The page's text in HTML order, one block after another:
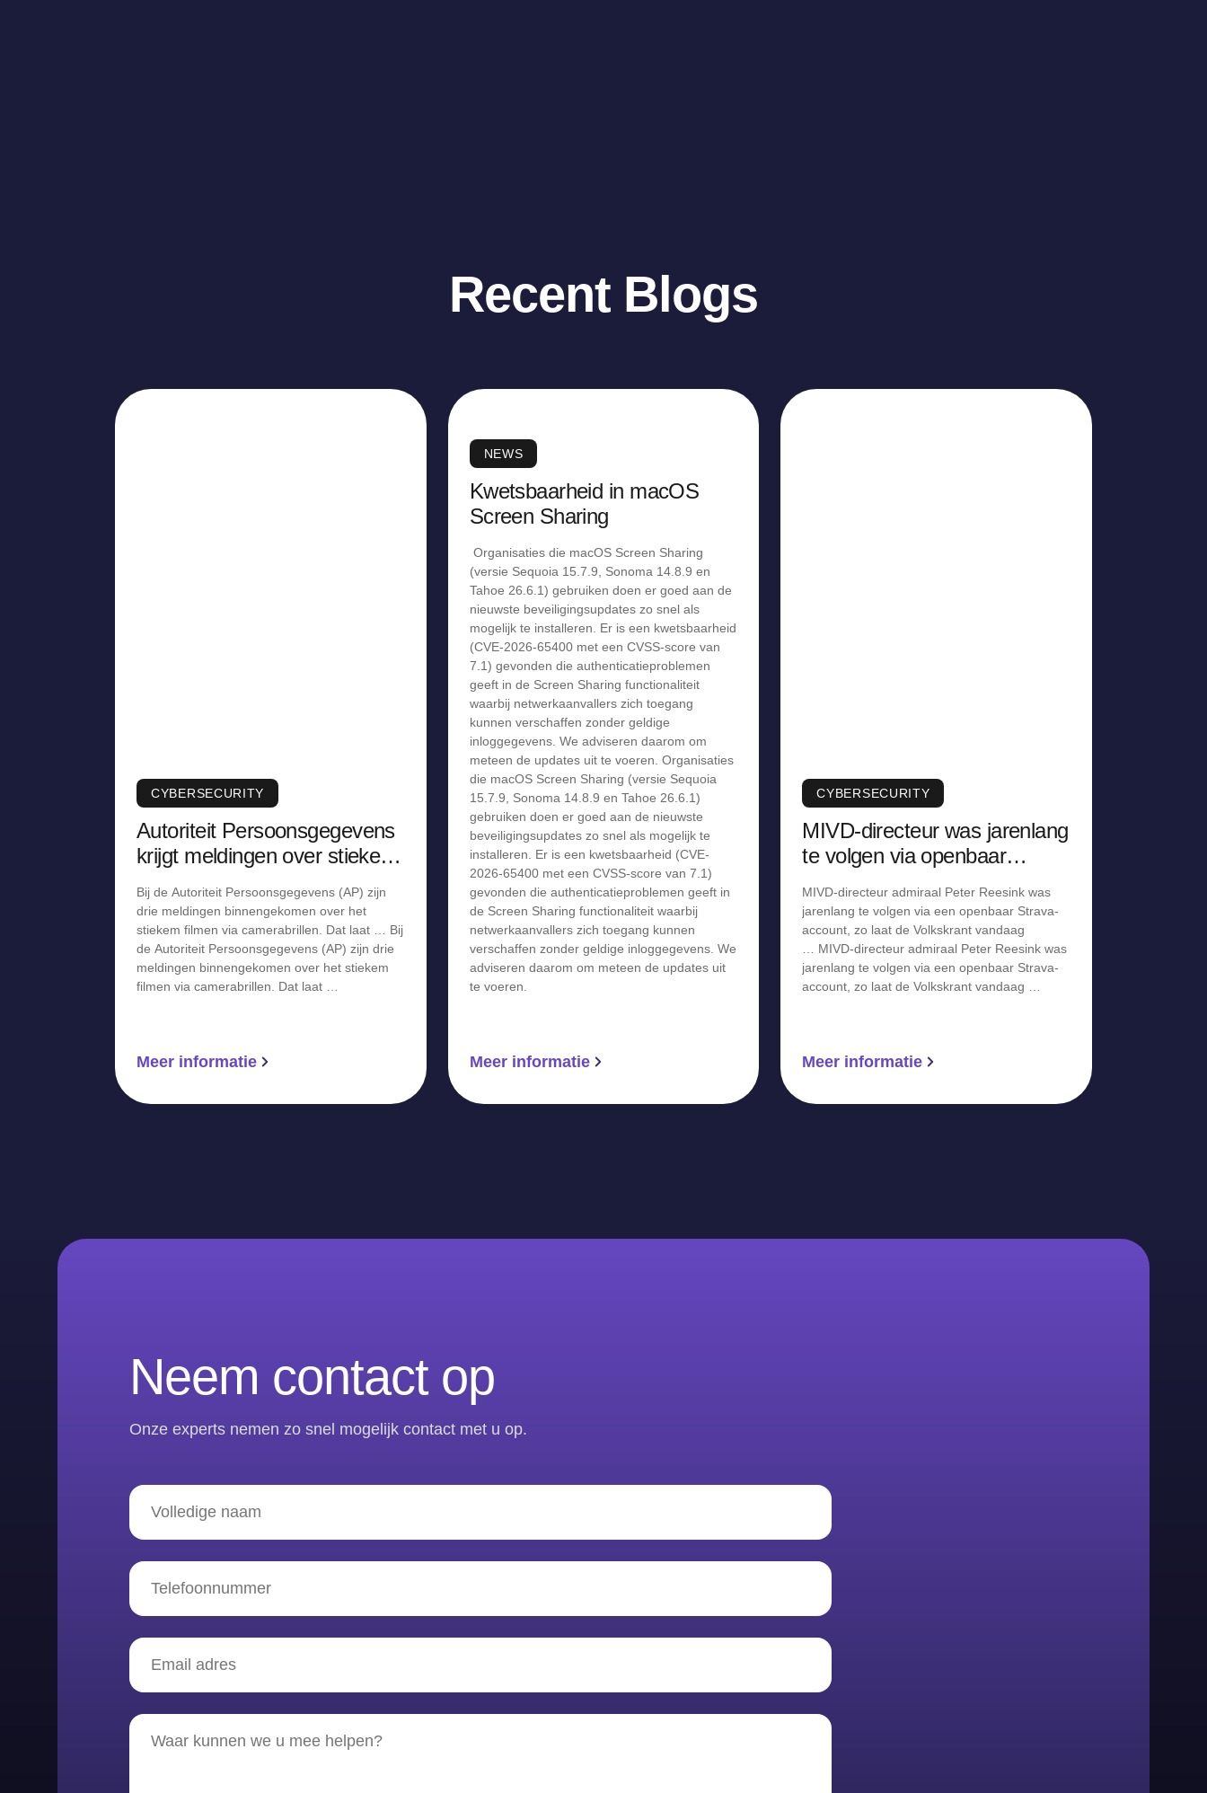
Recent Blogs
CYBERSECURITY
Autoriteit Persoonsgegevens
krijgt meldingen over stiekem
Bij de Autoriteit Persoonsgegevens (AP) zijn
drie meldingen binnengekomen over het
stiekem filmen via camerabrillen. Dat laat … Bij
de Autoriteit Persoonsgegevens (AP) zijn drie
meldingen binnengekomen over het stiekem
filmen via camerabrillen. Dat laat …
Meer informatie
NEWS
Kwetsbaarheid in macOS
Screen Sharing
Organisaties die macOS Screen Sharing
(versie Sequoia 15.7.9, Sonoma 14.8.9 en
Tahoe 26.6.1) gebruiken doen er goed aan de
nieuwste beveiligingsupdates zo snel als
mogelijk te installeren. Er is een kwetsbaarheid
(CVE-2026-65400 met een CVSS-score van
7.1) gevonden die authenticatieproblemen
geeft in de Screen Sharing functionaliteit
waarbij netwerkaanvallers zich toegang
kunnen verschaffen zonder geldige
inloggegevens. We adviseren daarom om
meteen de updates uit te voeren. Organisaties
die macOS Screen Sharing (versie Sequoia
15.7.9, Sonoma 14.8.9 en Tahoe 26.6.1)
gebruiken doen er goed aan de nieuwste
beveiligingsupdates zo snel als mogelijk te
installeren. Er is een kwetsbaarheid (CVE-
2026-65400 met een CVSS-score van 7.1)
gevonden die authenticatieproblemen geeft in
de Screen Sharing functionaliteit waarbij
netwerkaanvallers zich toegang kunnen
verschaffen zonder geldige inloggegevens. We
adviseren daarom om meteen de updates uit
te voeren.
Meer informatie
CYBERSECURITY
MIVD-directeur was jarenlang
te volgen via openbaar
MIVD-directeur admiraal Peter Reesink was
jarenlang te volgen via een openbaar Strava-
account, zo laat de Volkskrant vandaag
… MIVD-directeur admiraal Peter Reesink was
jarenlang te volgen via een openbaar Strava-
account, zo laat de Volkskrant vandaag …
Meer informatie
Neem contact op
Onze experts nemen zo snel mogelijk contact met u op.